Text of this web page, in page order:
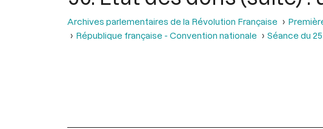
Archives parlementaires de la Révolution Française
République française - Convention nationale
Séance du